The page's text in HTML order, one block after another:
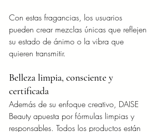
Con estas fragancias, los usuarios
pueden crear mezclas únicas que reflejen
su estado de ánimo o la vibra que
quieren transmitir.
Belleza limpia, consciente y
certificada
Además de su enfoque creativo, DAISE
Beauty apuesta por fórmulas limpias y
responsables. Todos los productos están